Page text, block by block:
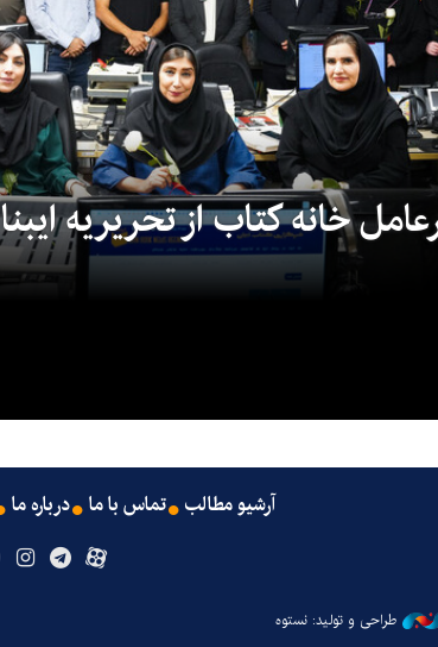
خانه کتاب از تحریریه ایبنا
آرشیو مطالب تماس با ما درباره ما
طراحی و تولید: نستوه